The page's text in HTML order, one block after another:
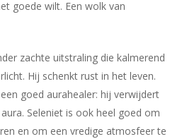
goede wilt. Een wolk van
zachte uitstraling die kalmerend
Hij schenkt rust in het leven.
goed aurahealer: hij verwijdert
Seleniet is ook heel goed om
en om een vredige atmosfeer te